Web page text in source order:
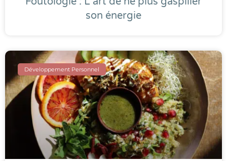
son énergie
Développement Personnel